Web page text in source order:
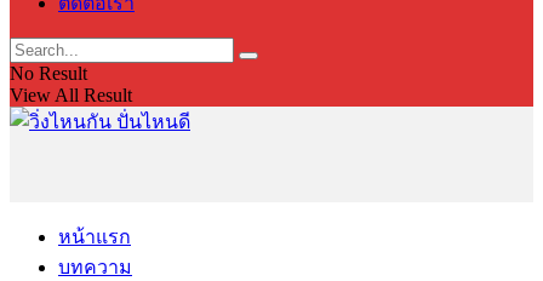
No Result
View All Result
หน้าแรก
บทความ